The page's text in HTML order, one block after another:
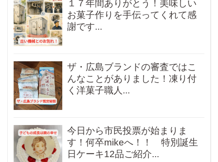
１７年間ありがとう！美味しい
お菓子作りを手伝ってくれて感
謝です...
ザ・広島ブランドの審査ではこ
んなことがありました！凍り付
く洋菓子職人...
今日から市民投票が始まりま
す！何卒mikeへ！！ 特別誕生
日ケーキ12品ご紹介...